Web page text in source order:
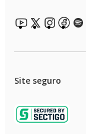
Site seguro